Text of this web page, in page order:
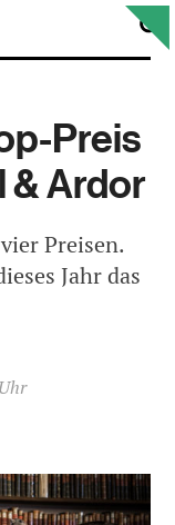
Preis
& Ardor
Preisen.
Jahr das